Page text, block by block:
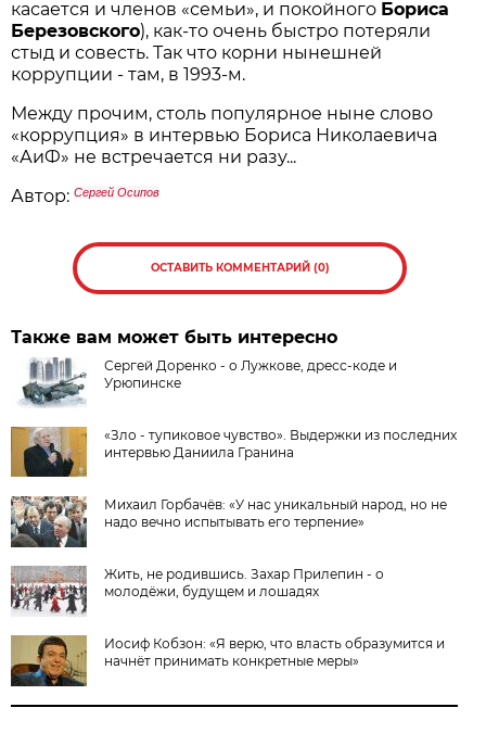
касается и членов «семьи», и покойного Бориса
Березовского), как-то очень быстро потеряли
стыд и совесть. Так что корни нынешней
коррупции - там, в 1993-м.
Между прочим, столь популярное ныне слово
«коррупция» в интервью Бориса Николаевича
«АиФ» не встречается ни разу...
Автор:Сергей Осипов
ОСТАВИТЬ КОММЕНТАРИЙ (0)
Также вам может быть интересно
Сергей Доренко - о Лужкове, дресс-коде и
Урюпинске
«Зло - тупиковое чувство». Выдержки из последних
интервью Даниила Гранина
Михаил Горбачёв: «У нас уникальный народ, но не
надо вечно испытывать его терпение»
Жить, не родившись. Захар Прилепин - о
молодёжи, будущем и лошадях
Иосиф Кобзон: «Я верю, что власть образумится и
начнёт принимать конкретные меры»